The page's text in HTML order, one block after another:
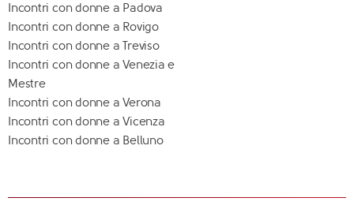
Incontri con donne a Padova
Incontri con donne a Rovigo
Incontri con donne a Treviso
Incontri con donne a Venezia e
Mestre
Incontri con donne a Verona
Incontri con donne a Vicenza
Incontri con donne a Belluno